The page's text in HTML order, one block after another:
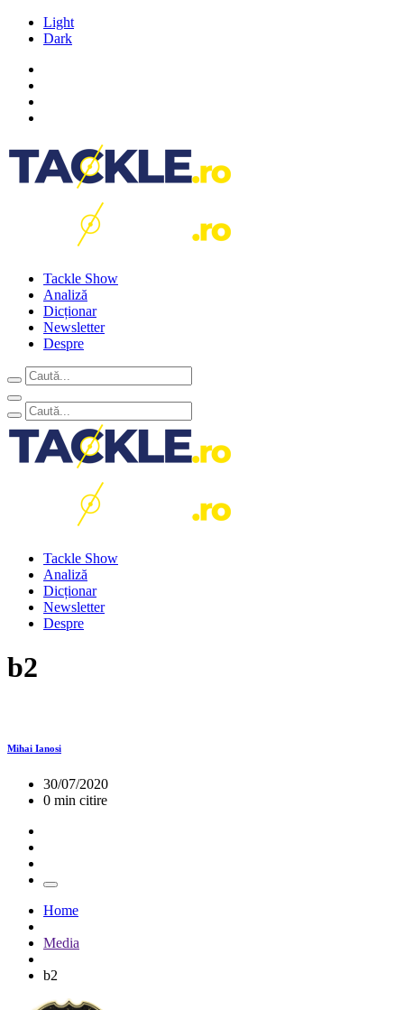
Light
Dark
Tackle Show
Analiză
Dicționar
Newsletter
Despre
Tackle Show
Analiză
Dicționar
Newsletter
Despre
b2
Mihai Ianosi
30/07/2020
0 min citire
Home
Media
b2